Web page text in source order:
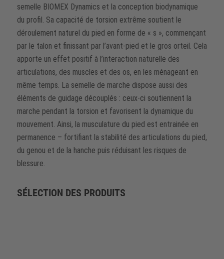
semelle BIOMEX Dynamics et la conception biodynamique
du profil. Sa capacité de torsion extrême soutient le
déroulement naturel du pied en forme de « s », commençant
par le talon et finissant par l’avant-pied et le gros orteil. Cela
apporte un effet positif à l’interaction naturelle des
articulations, des muscles et des os, en les ménageant en
même temps. La semelle de marche dispose aussi des
éléments de guidage découplés : ceux-ci soutiennent la
marche pendant la torsion et favorisent la dynamique du
mouvement. Ainsi, la musculature du pied est entrainée en
permanence – fortifiant la stabilité des articulations du pied,
du genou et de la hanche puis réduisant les risques de
blessure.
SÉLECTION DES PRODUITS